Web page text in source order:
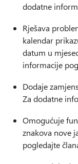
dodatne
Rješava
kalendar
datum u
informacije
Dodaje
Za dodatne
Omogućuje
znakova nove
pogledajte